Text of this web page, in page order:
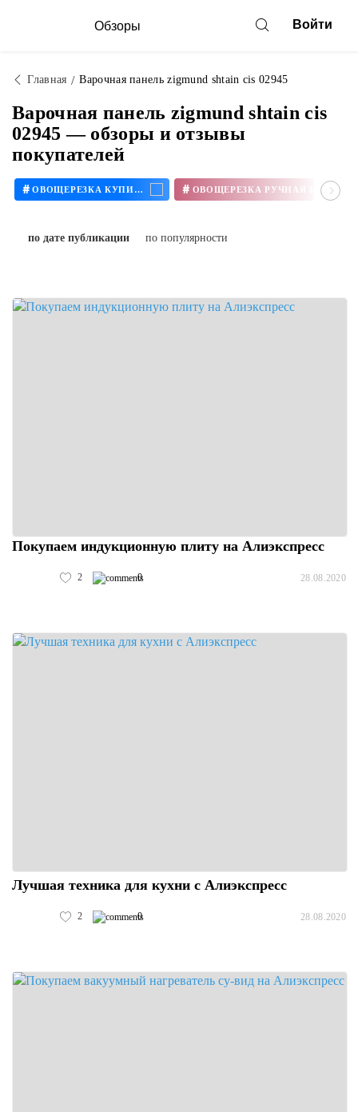
Обзоры Войти
Главная Варочная панель zigmund shtain cis 02945
Варочная панель zigmund shtain cis
02945 — обзоры и отзывы
покупателей
# ОВОЩЕРЕЗКА КУПИТЬ # ОВОЩЕРЕЗКА РУЧНАЯ КУПИТЬ
по дате публикации по популярности
Покупаем индукционную плиту на Алиэкспресс
2 0 28.08.2020
Лучшая техника для кухни с Алиэкспресс
2 0 28.08.2020